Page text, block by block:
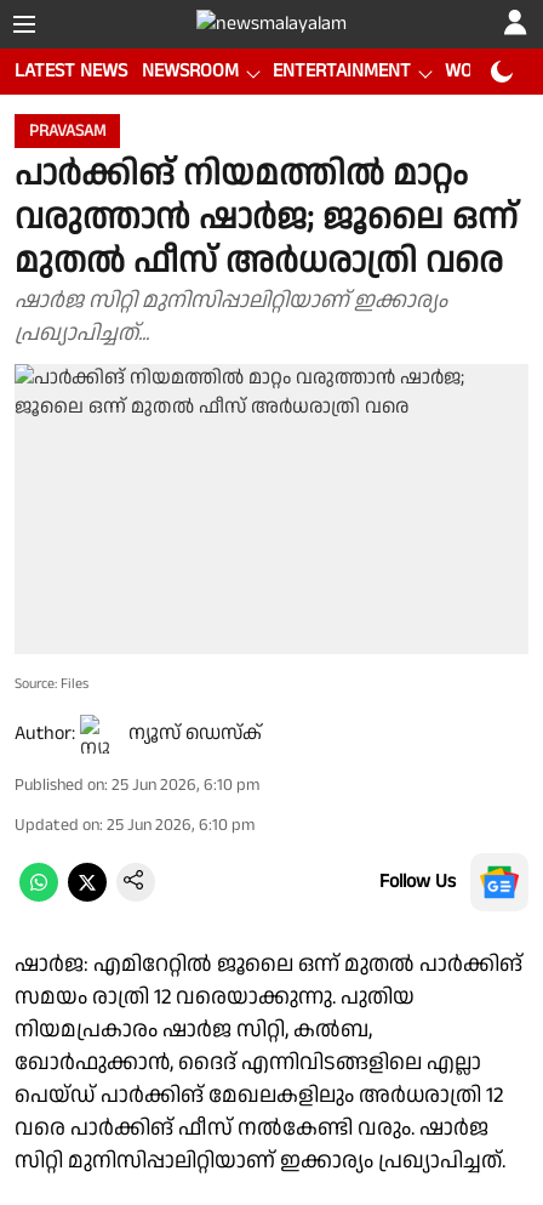
LATEST NEWS NEWSROOM ENTERTAINMENT WORLD CUP
PRAVASAM
പാർക്കിങ് നിയമത്തിൽ‍ മാറ്റം
വരുത്താൻ ഷാർജ; ജൂലൈ ഒന്ന്
മുതൽ ഫീസ് അർധരാത്രി വരെ
ഷാർജ സിറ്റി മുനിസിപ്പാലിറ്റിയാണ് ഇക്കാര്യം
പ്രഖ്യാപിച്ചത്...
Source: Files
Author: ന്യൂസ് ഡെസ്ക്
Published on: 25 Jun 2026, 6:10 pm
Updated on: 25 Jun 2026, 6:10 pm
Follow Us
ഷാർജ: എമിറേറ്റിൽ ജൂലൈ ഒന്ന് മുതൽ പാർക്കിങ്
സമയം രാത്രി 12 വരെയാക്കുന്നു. പുതിയ
നിയമപ്രകാരം ഷാർജ സിറ്റി, കൽബ,
ഖോർഫുക്കാൻ, ദൈദ് എന്നിവിടങ്ങളിലെ എല്ലാ
പെയ്ഡ് പാർക്കിങ് മേഖലകളിലും അർധരാത്രി 12
വരെ പാർക്കിങ് ഫീസ് നൽകേണ്ടി വരും. ഷാർജ
സിറ്റി മുനിസിപ്പാലിറ്റിയാണ് ഇക്കാര്യം പ്രഖ്യാപിച്ചത്.